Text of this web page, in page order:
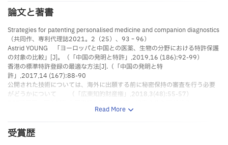
論文と著書
Strategies for patenting personalised medicine and companion
（共同作、専利代理誌2021。2（25）、93‐96）
Astrid YOUNG 「ヨーロッパと中国との医薬、生物の分野における特許保護
の対象の比較」[J]。（「中国の発明と特許」,2019,16 (186):92-99）
香港の標準特許登録の最適な方法[J].（「中国の発明と特
許」,2017,14 (167):88-90
公開された技術については、海外に出願する前に秘密保持の審査を行う必要
がどうかについて （「広東知的財産権」,2018,3(48):55-57）
Read More
受賞歴